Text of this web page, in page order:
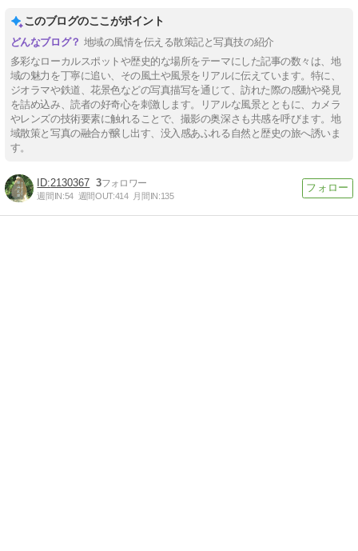
このブログのここがポイント
地域の風情を伝える散策記と写真技の紹介
多彩なローカルスポットや歴史的な場所をテーマにした記事の数々は、地
域の魅力を丁寧に追い、その風土や風景をリアルに伝えています。特に、
ジオラマや鉄道、花景色などの写真描写を通じて、訪れた際の感動や発見
を詰め込み、読者の好奇心を刺激します。リアルな風景とともに、カメラ
やレンズの技術要素に触れることで、撮影の奥深さも共感を呼びます。地
域散策と写真の融合が醸し出す、没入感あふれる自然と歴史の旅へ誘いま
す。
2130367 3
週間IN:54 週間OUT:414 月間IN:135